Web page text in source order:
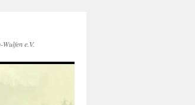
Wulfen e.V.